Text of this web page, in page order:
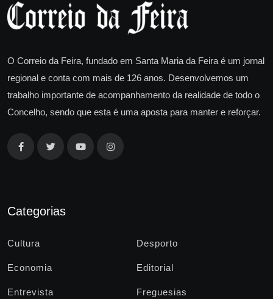
O Correio da Feira, fundado em Santa Maria da Feira é um jornal
regional e conta com mais de 126 anos. Desenvolvemos um
trabalho importante de acompanhamento da realidade de todo o
Concelho, sendo que esta é uma aposta para manter e reforçar.
Categorias
Cultura Desporto
Economia Editorial
Entrevista Freguesias